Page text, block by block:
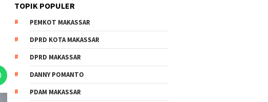
TOPIK POPULER
PEMKOT MAKASSAR
DPRD KOTA MAKASSAR
DPRD MAKASSAR
DANNY POMANTO
PDAM MAKASSAR